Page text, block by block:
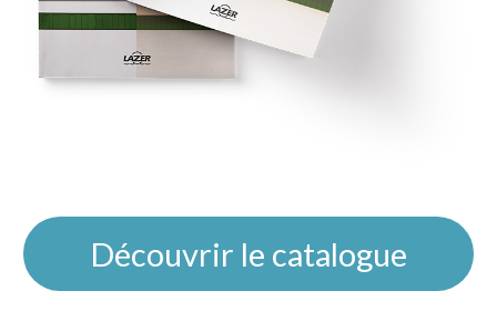
Découvrir le catalogue